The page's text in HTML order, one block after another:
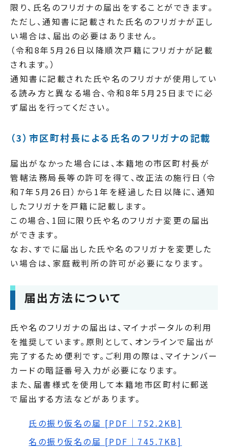
限り、氏名のフリガナの届出をすることができます。
ただし、通知書に記載された氏名のフリガナが正し
い場合は、届出の必要はありません。
（令和8年5月26日以降順次戸籍にフリガナが記載
されます。）
通知書に記載された氏や名のフリガナが使用してい
る読み方と異なる場合、令和8年5月25日までに必
ず届出を行ってください。
（3）市区町村長による氏名のフリガナの記載
届出がなかった場合には、本籍地の市区町村長が
管轄法務局長等の許可を得て、改正法の施行日（令
和7年5月26日）から1年を経過した日以降に、通知
したフリガナを戸籍に記載します。
この場合、1回に限り氏や名のフリガナ変更の届出
ができます。
なお、すでに届出した氏や名のフリガナを変更した
い場合は、家庭裁判所の許可が必要になります。
届出方法について
氏や名のフリガナの届出は、マイナポータルの利用
を推奨しています。原則として、オンラインで届出が
完了するため便利です。ご利用の際は、マイナンバー
カードの暗証番号入力が必要になります。
また、届書様式を使用して本籍地市区町村に郵送
で届出する方法などがあります。
氏の振り仮名の届 [PDF｜752.2KB]
名の振り仮名の届 [PDF｜745.7KB]